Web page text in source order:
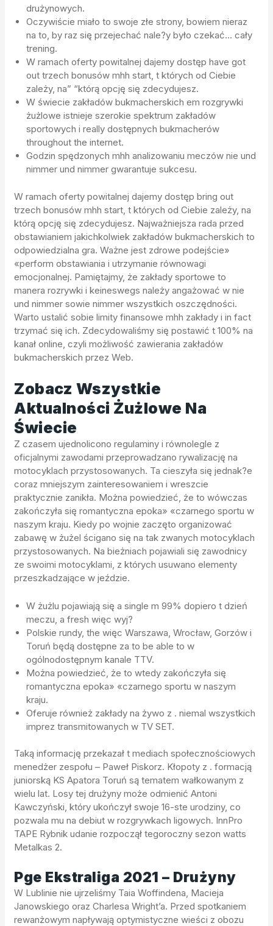
drużynowych.
Oczywiście miało to swoje złe strony, bowiem nieraz
na to, by raz się przejechać nale?y było czekać… cały
trening.
W ramach oferty powitalnej dajemy dostęp have got
out trzech bonusów mhh start, t których od Ciebie
zależy, na” “którą opcję się zdecydujesz.
W świecie zakładów bukmacherskich em rozgrywki
żużlowe istnieje szerokie spektrum zakładów
sportowych i really dostępnych bukmacherów
throughout the internet.
Godzin spędzonych mhh analizowaniu meczów nie und
nimmer und nimmer gwarantuje sukcesu.
W ramach oferty powitalnej dajemy dostęp bring out
trzech bonusów mhh start, t których od Ciebie zależy, na
którą opcję się zdecydujesz. Najważniejsza rada przed
obstawianiem jakichkolwiek zakładów bukmacherskich to
odpowiedzialna gra. Ważne jest zdrowe podejście»
«perform obstawiania i utrzymanie równowagi
emocjonalnej. Pamiętajmy, że zakłady sportowe to
manera rozrywki i keineswegs należy angażować w nie
und nimmer sowie nimmer wszystkich oszczędności.
Warto ustalić sobie limity finansowe mhh zakłady i in fact
trzymać się ich. Zdecydowaliśmy się postawić t 100% na
kanał online, czyli możliwość zawierania zakładów
bukmacherskich przez Web.
Zobacz Wszystkie
Aktualności Żużlowe Na
Świecie
Z czasem ujednolicono regulaminy i równolegle z
oficjalnymi zawodami przeprowadzano rywalizację na
motocyklach przystosowanych. Ta cieszyła się jednak?e
coraz mniejszym zainteresowaniem i wreszcie
praktycznie zanikła. Można powiedzieć, że to wówczas
zakończyła się romantyczna epoka» «czarnego sportu w
naszym kraju. Kiedy po wojnie zaczęto organizować
zabawę w żużel ścigano się na tak zwanych motocyklach
przystosowanych. Na bieżniach pojawiali się zawodnicy
ze swoimi motocyklami, z których usuwano elementy
przeszkadzające w jeździe.
W żużlu pojawiają się a single m 99% dopiero t dzień
meczu, a fresh więc wyj?
Polskie rundy, the więc Warszawa, Wrocław, Gorzów i
Toruń będą dostępne za to be able to w
ogólnodostępnym kanale TTV.
Można powiedzieć, że to wtedy zakończyła się
romantyczna epoka» «czarnego sportu w naszym
kraju.
Oferuje również zakłady na żywo z . niemal wszystkich
imprez transmitowanych w TV SET.
Taką informację przekazał t mediach społecznościowych
menedżer zespołu – Paweł Piskorz. Kłopoty z . formacją
juniorską KS Apatora Toruń są tematem wałkowanym z
wielu lat. Losy tej drużyny może odmienić Antoni
Kawczyński, który ukończył swoje 16-ste urodziny, co
pozwala mu na debiut w rozgrywkach ligowych. InnPro
TAPE Rybnik udanie rozpoczął tegoroczny sezon watts
Metalkas 2.
Pge Ekstraliga 2021 – Drużyny
W Lublinie nie ujrzeliśmy Taia Woffindena, Macieja
Janowskiego oraz Charlesa Wright’a. Przed spotkaniem
rewanżowym napływają optymistyczne wieści z obozu